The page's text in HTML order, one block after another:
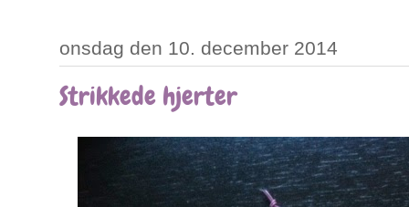
onsdag den 10. december 2014
Strikkede hjerter